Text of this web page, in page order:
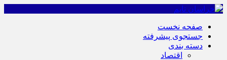
صفحه نخست
جستجوی پیشرفته
دسته بندی
اقتصاد